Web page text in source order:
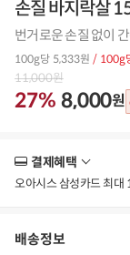
손질 바지락살
번거로운 손질 없이
100g당 5,333원 / 100g
11,000원
27% 8,000원
결제혜택
보
오아시스 삼성카드 최대
배송정보